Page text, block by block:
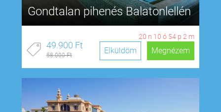
Gondtalan pihenés Balatonlellén
20 n 10 ó 54 p 1 m
49.900 Ft
58.000 Ft Megnézem
Elküldöm